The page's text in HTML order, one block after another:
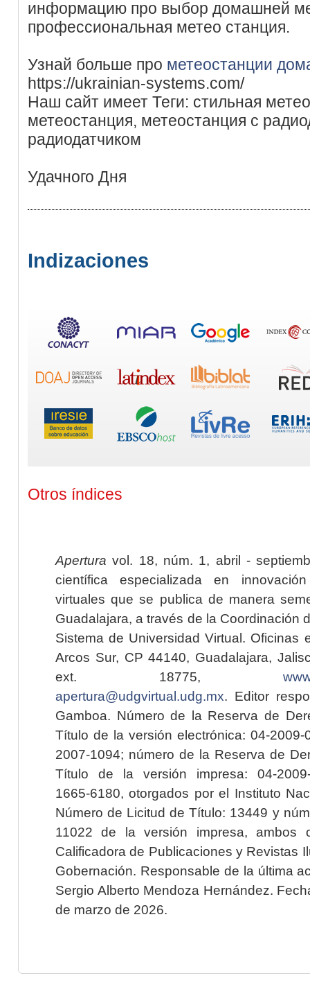
информацию про выбор домашней
профессиональная метео станция.
Узнай больше про метеостанции
https://ukrainian-systems.com/
Наш сайт имеет Теги: стильная
метеостанция, метеостанция с
радиодатчиком
Удачного Дня
Indizaciones
Otros índices
Apertura vol. 18, núm. 1, abril -
científica especializada en
virtuales que se publica de manera
Guadalajara, a través de la Coordinación
Sistema de Universidad Virtual. Oficinas
Arcos Sur, CP 44140, Guadalajara,
ext. 18775,
apertura@udgvirtual.udg.mx. Editor
Gamboa. Número de la Reserva de
Título de la versión electrónica: 04-2009-
2007-1094; número de la Reserva de
Título de la versión impresa: 04-2009-
1665-6180, otorgados por el Instituto
Número de Licitud de Título: 13449 y
11022 de la versión impresa, ambos
Calificadora de Publicaciones y Revistas
Gobernación. Responsable de la última
Sergio Alberto Mendoza Hernández.
de marzo de 2026.